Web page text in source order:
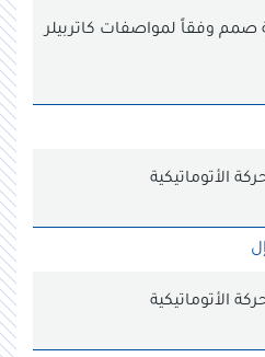
صمم وفقاً لمواصفات كاتربيلر
الأتوماتيكية
الأتوماتيكية